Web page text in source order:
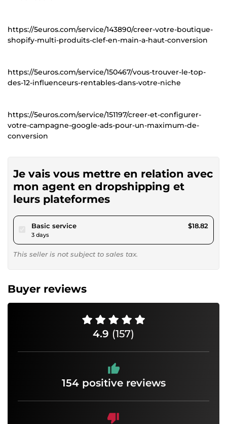
https://5euros.com/service/143890/creer-votre-boutique-
shopify-multi-produits-clef-en-main-a-haut-conversion
https://5euros.com/service/150467/vous-trouver-le-top-
des-12-influenceurs-rentables-dans-votre-niche
https://5euros.com/service/151197/creer-et-configurer-
votre-campagne-google-ads-pour-un-maximum-de-
conversion
Je vais vous mettre en relation avec
mon agent en dropshipping et
leurs plateformes
Basic servicepour $17.34
3 days
$18.82
This seller is not subject to sales tax.
Buyer reviews
4.9 (157)
154 positive reviews